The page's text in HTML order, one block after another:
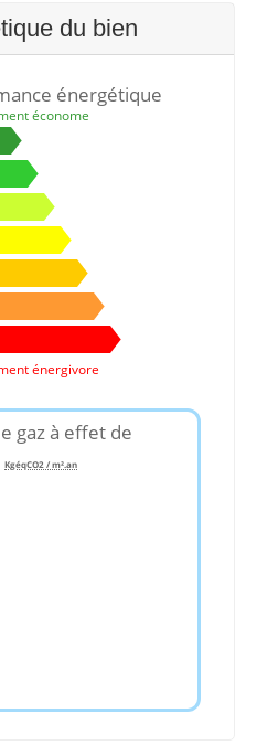
du bien
énergétique
économe
énergivore
gaz à effet de
KgéqCO2 / m².an